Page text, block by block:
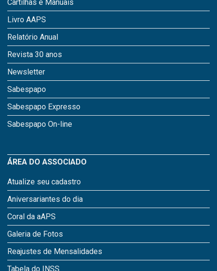
Cartilhas e Manuais
Livro AAPS
Relatório Anual
Revista 30 anos
Newsletter
Sabespapo
Sabespapo Expresso
Sabespapo On-line
ÁREA DO ASSOCIADO
Atualize seu cadastro
Aniversariantes do dia
Coral da aAPS
Galeria de Fotos
Reajustes de Mensalidades
Tabela do INSS